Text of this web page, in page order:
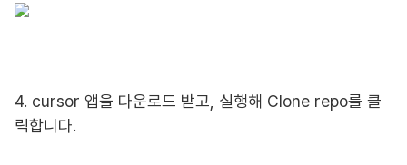
4. cursor 앱을 다운로드 받고, 실행해 Clone repo를 클
릭합니다.